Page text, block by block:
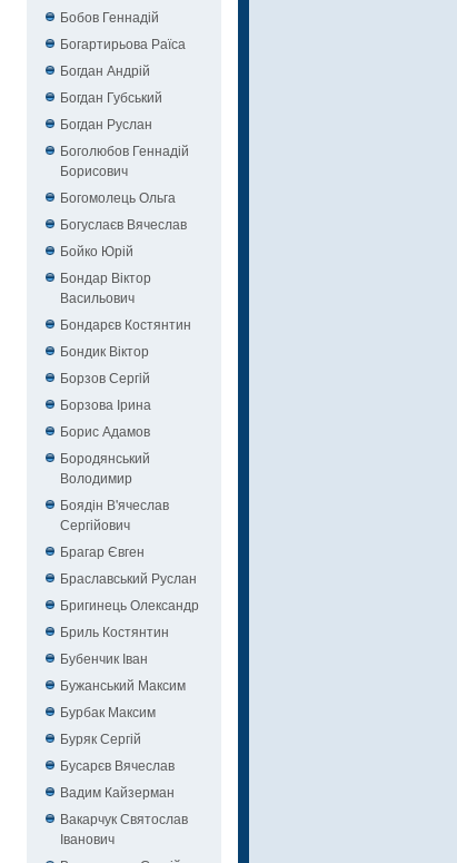
Бобов Геннадій
Богартирьова Раїса
Богдан Андрій
Богдан Губський
Богдан Руслан
Боголюбов Геннадій
Борисович
Богомолець Ольга
Богуслаєв Вячеслав
Бойко Юрій
Бондар Віктор
Васильович
Бондарєв Костянтин
Бондик Віктор
Борзов Сергiй
Борзова Ірина
Борис Адамов
Бородянський
Володимир
Боядін В'ячеслав
Сергійович
Брагар Євген
Браславський Руслан
Бригинець Олександр
Бриль Костянтин
Бубенчик Іван
Бужанський Максим
Бурбак Максим
Буряк Сергій
Бусарєв Вячеслав
Вадим Кайзерман
Вакарчук Святослав
Іванович